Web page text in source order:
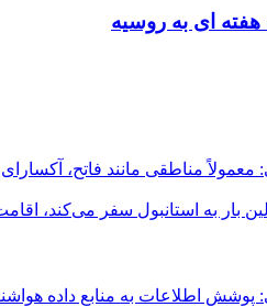
ای به روسیه
مناطقی مانند فاتح،
بار به استانبول سفر می‌کند،
اطلاعات به منابع داده